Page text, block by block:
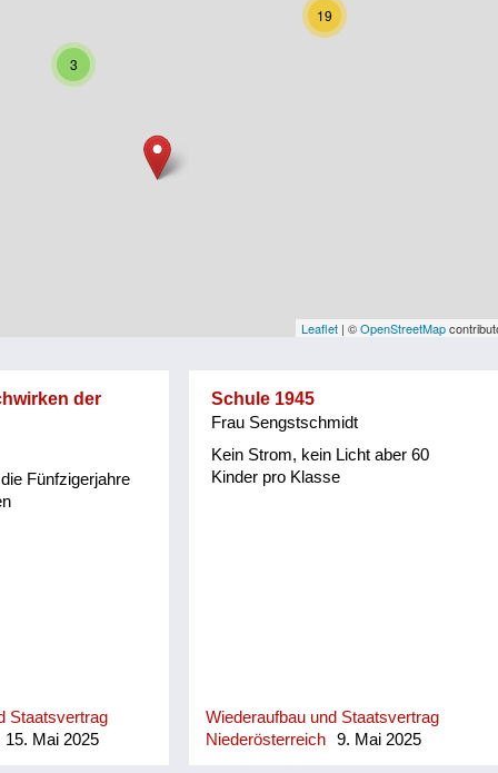
19
3
Leaflet | ©OpenStreetMap
der
Fünfzigerjahre
Staatsvertrag
15. Mai 2025
Schule 1945
Frau Sengstschmidt
Kein Strom, kein Licht aber 60
Kinder pro Klasse
Wiederaufbau und Staatsvertrag
Niederösterreich
9. Mai 2025